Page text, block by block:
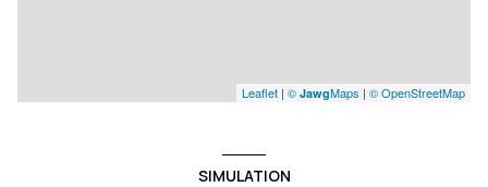
Leaflet | © JawgMaps | © OpenStreetMap
SIMULATION